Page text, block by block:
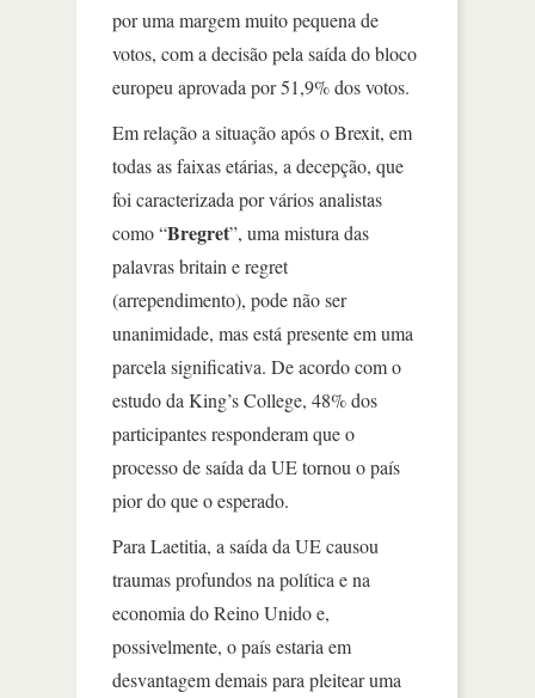
por uma margem muito pequena de
votos, com a decisão pela saída do bloco
europeu aprovada por 51,9% dos votos.
Em relação a situação após o Brexit, em
todas as faixas etárias, a decepção, que
foi caracterizada por vários analistas
como “Bregret”, uma mistura das
palavras britain e regret
(arrependimento), pode não ser
unanimidade, mas está presente em uma
parcela significativa. De acordo com o
estudo da King’s College, 48% dos
participantes responderam que o
processo de saída da UE tornou o país
pior do que o esperado.
Para Laetitia, a saída da UE causou
traumas profundos na política e na
economia do Reino Unido e,
possivelmente, o país estaria em
desvantagem demais para pleitear uma